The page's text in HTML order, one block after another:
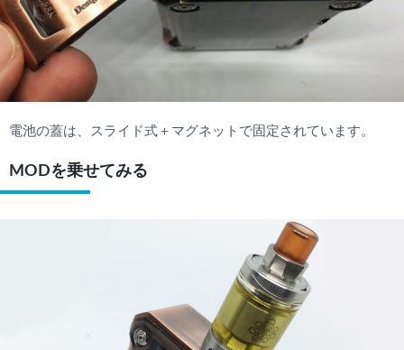
電池の蓋は、スライド式＋マグネットで固定されています。
MODを乗せてみる